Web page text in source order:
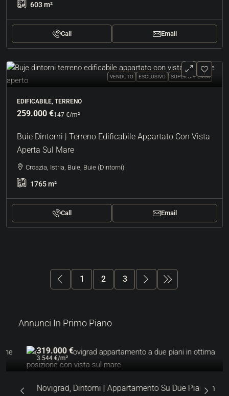
603m²
Call Email
VENDUTO ESCLUSIVO SUPER OFFERTA
EDIFICABILE, TERRENO
259.000 €147 €/m²
Buie Dintorni | Terreno Edificabile Appartato Con Vista
Aperta Sul Mare
Croazia, Istria, Buie, Buie (Dintorni)
1765m²
Call Email
1 2 3
Annunci In Primo Piano
319.000 €
3.544 €/m²
Novigrad, Dintorni | Appartamento Su Due Piani In